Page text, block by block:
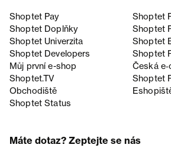
Shoptet Pay
Shoptet
Shoptet Doplňky
Shoptet
Shoptet Univerzita
Shoptet
Shoptet Developers
Shoptet
Můj první e-shop
Česká
Shoptet.TV
Shoptet
Obchodiště
Shoptet Status
Máte dotaz? Zeptejte se nás